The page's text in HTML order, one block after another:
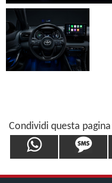
Condividi questa